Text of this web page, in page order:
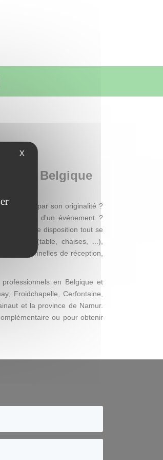
en Belgique
distingue par son originalité ?
lors d'un événement ?
met à votre disposition tout se
mobilier (table, chaises, ...),
tonnelles de réception,
en Belgique et
Froidchapelle, Cerfontaine,
et la province de Namur.
ou pour obtenir
X